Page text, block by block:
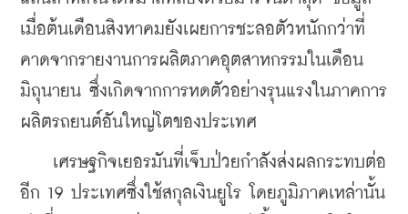
เมื่อต้นเดือนสิงหาคมยังเผยการชะลอตัวหนักกว่าที่
คาดจากรายงานการผลิตภาคอุตสาหกรรมในเดือน
มิถุนายน ซึ่งเกิดจากการหดตัวอย่างรุนแรงในภาคการ
ผลิตรถยนต์อันใหญ่โตของประเทศ
เศรษฐกิจเยอรมันที่เจ็บป่วยกำลังส่งผลกระทบต่อ
อีก 19 ประเทศซึ่งใช้สกุลเงินยูโร โดยภูมิภาคเหล่านั้น